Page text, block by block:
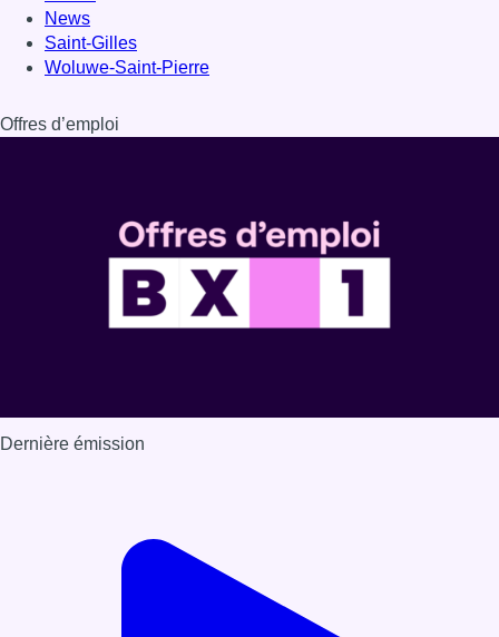
News
Saint-Gilles
Woluwe-Saint-Pierre
Offres d’emploi
Dernière émission